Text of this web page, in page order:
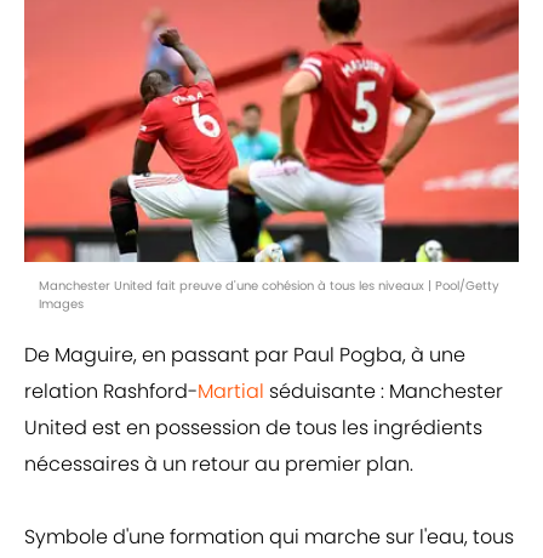
Manchester United fait preuve d'une cohésion à tous les niveaux | Pool/Getty
Images
De Maguire, en passant par Paul Pogba, à une
relation Rashford-Martial séduisante : Manchester
United est en possession de tous les ingrédients
nécessaires à un retour au premier plan.
Symbole d'une formation qui marche sur l'eau, tous